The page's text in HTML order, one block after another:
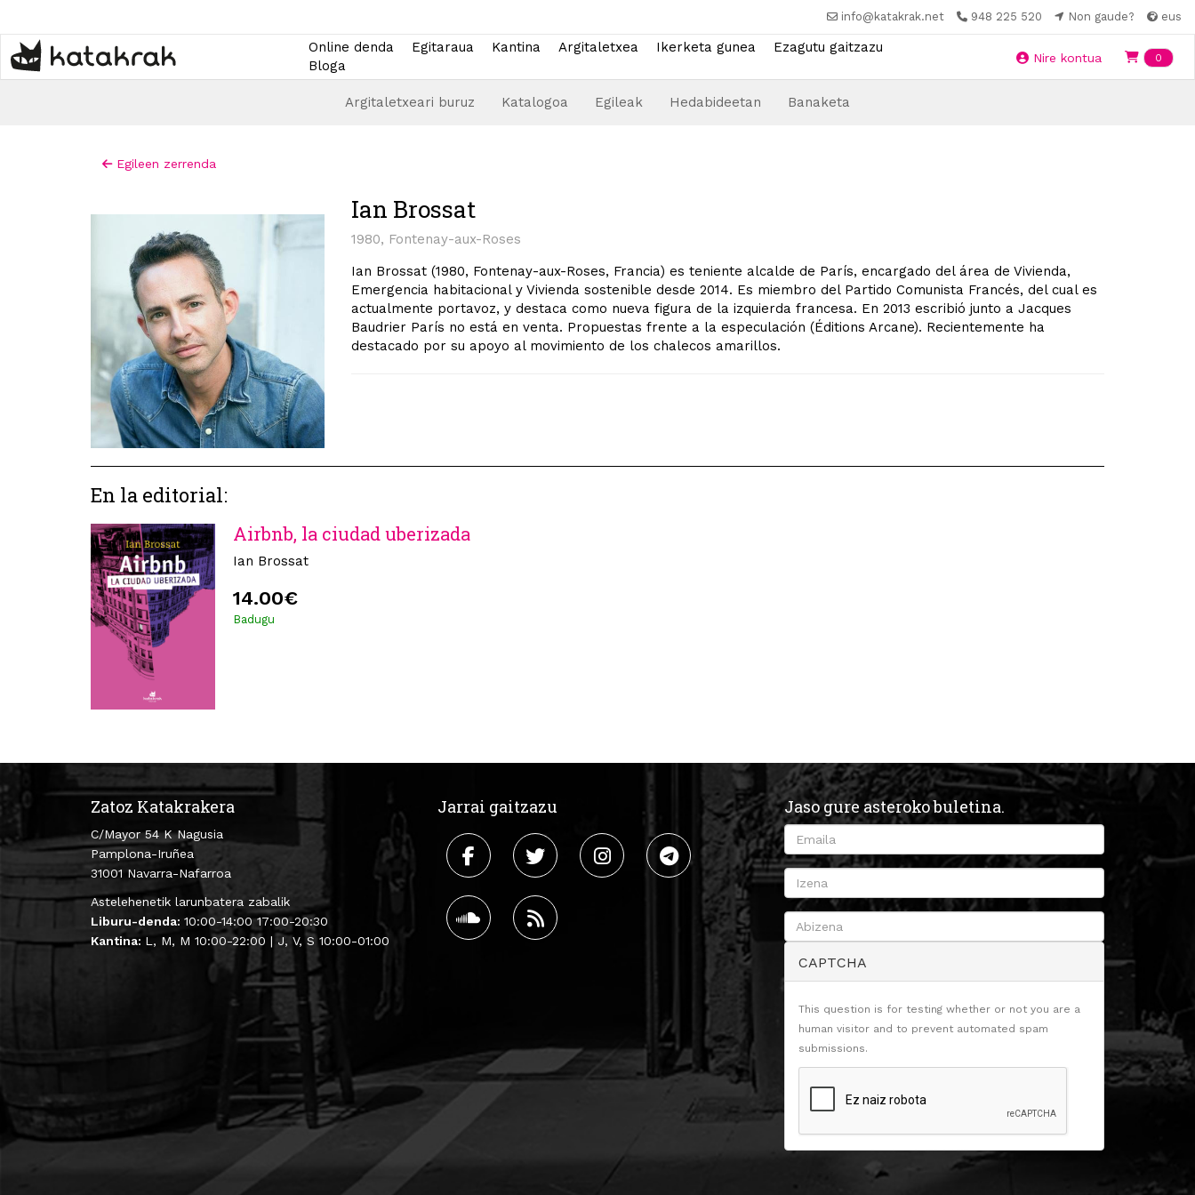
main
content
info@katakrak.net 948 225 520 Non gaude? eus
Online denda Egitaraua Kantina Argitaletxea Ikerketa gunea
Ezagutu gaitzazu
Bloga
Nire kontua 0
Argitaletxeari buruz Katalogoa Egileak Hedabideetan Banaketa
Egileen zerrenda
Ian Brossat
1980, Fontenay-aux-Roses
Ian Brossat (1980, Fontenay-aux-Roses, Francia) es teniente alcalde de París, encargado del área de Vivienda,
Emergencia habitacional y Vivienda sostenible desde 2014. Es miembro del Partido Comunista Francés, del cual es
actualmente portavoz, y destaca como nueva figura de la izquierda francesa. En 2013 escribió junto a Jacques
Baudrier París no está en venta. Propuestas frente a la especulación (Éditions Arcane). Recientemente ha
destacado por su apoyo al movimiento de los chalecos amarillos.
En la editorial:
Airbnb, la ciudad uberizada
Ian Brossat
14.00€
Badugu
Zatoz Katakrakera
C/Mayor 54 K Nagusia
Pamplona-Iruñea
31001 Navarra-Nafarroa
Astelehenetik larunbatera zabalik
Liburu-denda: 10:00-14:00 17:00-20:30
Kantina: L, M, M 10:00-22:00 | J, V, S 10:00-01:00
Jarrai gaitzazu Jaso gure asteroko buletina.
CAPTCHA
This question is for testing whether or not you are a
human visitor and to prevent automated spam
submissions.